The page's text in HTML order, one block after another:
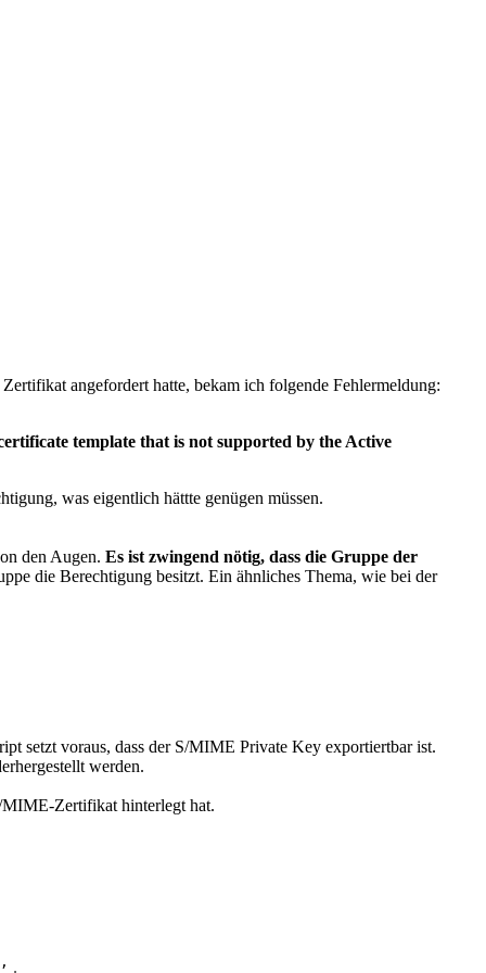
angefordert hatte, bekam ich folgende Fehlermeldung:
template that is not supported by the Active
was eigentlich hättte genügen müssen.
den Augen. Es ist zwingend nötig, dass die Gruppe der
die Berechtigung besitzt. Ein ähnliches Thema, wie bei der
setzt voraus, dass der S/MIME Private Key exportiertbar ist.
werden.
MIME-Zertifikat hinterlegt hat.